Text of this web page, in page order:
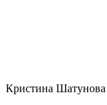
Кристина Шатунова